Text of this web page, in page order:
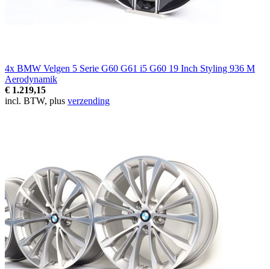
4x BMW Velgen 5 Serie G60 G61 i5 G60 19 Inch Styling 936 M
Aerodynamik
€ 1.219,15
incl. BTW, plus verzending